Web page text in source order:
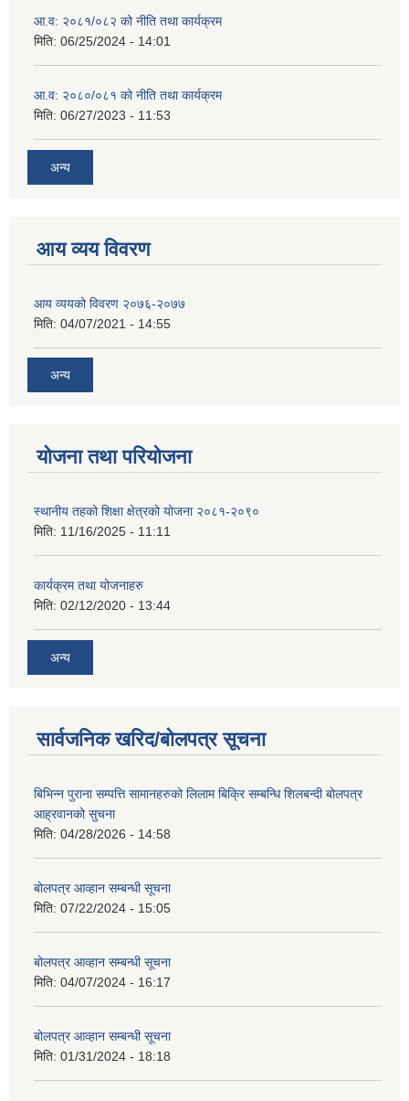
आ.व: २०८१/०८२ को नीति तथा कार्यक्रम
मिति: 06/25/2024 - 14:01
आ.व: २०८०/०८१ को नीति तथा कार्यक्रम
मिति: 06/27/2023 - 11:53
अन्य
आय व्यय विवरण
आय व्ययको विवरण २०७६-२०७७
मिति: 04/07/2021 - 14:55
अन्य
योजना तथा परियोजना
स्थानीय तहको शिक्षा क्षेत्रको योजना २०८१-२०९०
मिति: 11/16/2025 - 11:11
कार्यक्रम तथा योजनाहरु
मिति: 02/12/2020 - 13:44
अन्य
सार्वजनिक खरिद/बोलपत्र सूचना
बिभिन्न पुराना सम्पत्ति सामानहरुको लिलाम बिक्रि सम्बन्धि शिलबन्दी बोलपत्र
आह्रवानको सुचना
मिति: 04/28/2026 - 14:58
बोलपत्र आव्हान सम्बन्धी सूचना
मिति: 07/22/2024 - 15:05
बोलपत्र आव्हान सम्बन्धी सूचना
मिति: 04/07/2024 - 16:17
बोलपत्र आव्हान सम्बन्धी सूचना
मिति: 01/31/2024 - 18:18